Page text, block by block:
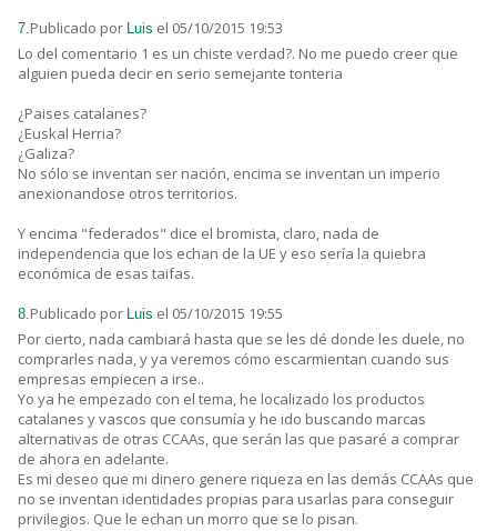
7.Publicado por Luis el 05/10/2015 19:53
Lo del comentario 1 es un chiste verdad?. No me puedo creer que
alguien pueda decir en serio semejante tonteria
¿Paises catalanes?
¿Euskal Herria?
¿Galiza?
No sólo se inventan ser nación, encima se inventan un imperio
anexionandose otros territorios.
Y encima "federados" dice el bromista, claro, nada de
independencia que los echan de la UE y eso sería la quiebra
económica de esas taifas.
8.Publicado por Luis el 05/10/2015 19:55
Por cierto, nada cambiará hasta que se les dé donde les duele, no
comprarles nada, y ya veremos cómo escarmientan cuando sus
empresas empiecen a irse..
Yo ya he empezado con el tema, he localizado los productos
catalanes y vascos que consumía y he ido buscando marcas
alternativas de otras CCAAs, que serán las que pasaré a comprar
de ahora en adelante.
Es mi deseo que mi dinero genere riqueza en las demás CCAAs que
no se inventan identidades propias para usarlas para conseguir
privilegios. Que le echan un morro que se lo pisan.